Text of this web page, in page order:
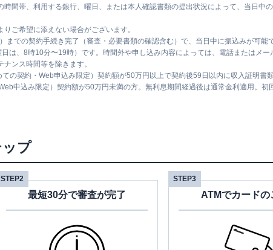
間帯、利用する銀行、曜日、または本人確認書類の提出状況によって、当日中
ご希望に添えない場合がございます。
までの契約手続き完了（審査・必要書類の確認含む）で、当日中に振込みが可能
は、8時10分〜19時）です。時間外や申し込み内容によっては、電話またはメー
ンス時間等を除きます。
の契約・Web申込み限定）契約額が50万円以上で契約後59日以内に収入証明書
申込み限定）契約額が50万円未満の方。無利息期間経過後は通常金利適用。初
プ
STEP2
最短30分で審査が完了
STEP3
ATMでカードの